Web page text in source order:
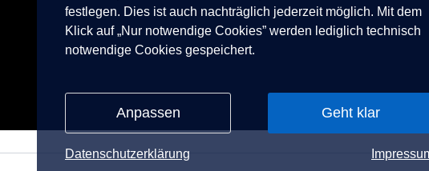
festlegen. Dies ist auch nachträglich jederzeit möglich. Mit dem
Klick auf „Nur notwendige Cookies” werden lediglich technisch
notwendige Cookies gespeichert.
Anpassen Geht klar
Datenschutzerklärung